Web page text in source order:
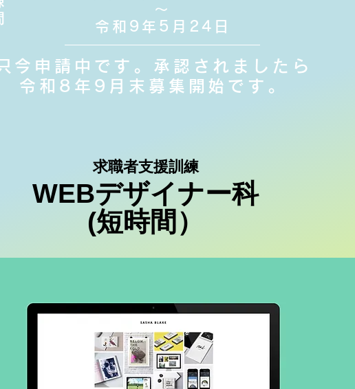
〜
令和9年5月24日
今申請中です。承認されましたら
令和8年9月末募集開始です。
​求職者支援訓練
​WEBデザイナー科
(短時間）